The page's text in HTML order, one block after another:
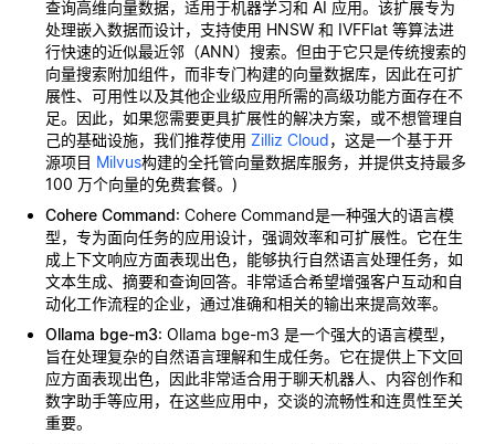
查询高维向量数据，适用于机器学习和 AI 应用。该扩展专为
处理嵌入数据而设计，支持使用 HNSW 和 IVFFlat 等算法进
行快速的近似最近邻（ANN）搜索。但由于它只是传统搜索的
向量搜索附加组件，而非专门构建的向量数据库，因此在可扩
展性、可用性以及其他企业级应用所需的高级功能方面存在不
足。因此，如果您需要更具扩展性的解决方案，或不想管理自
己的基础设施，我们推荐使用 Zilliz Cloud，这是一个基于开
源项目 Milvus构建的全托管向量数据库服务，并提供支持最多
100 万个向量的免费套餐。)
Cohere Command: Cohere Command是一种强大的语言模
型，专为面向任务的应用设计，强调效率和可扩展性。它在生
成上下文响应方面表现出色，能够执行自然语言处理任务，如
文本生成、摘要和查询回答。非常适合希望增强客户互动和自
动化工作流程的企业，通过准确和相关的输出来提高效率。
Ollama bge-m3: Ollama bge-m3 是一个强大的语言模型，
旨在处理复杂的自然语言理解和生成任务。它在提供上下文回
应方面表现出色，因此非常适合用于聊天机器人、内容创作和
数字助手等应用，在这些应用中，交谈的流畅性和连贯性至关
重要。